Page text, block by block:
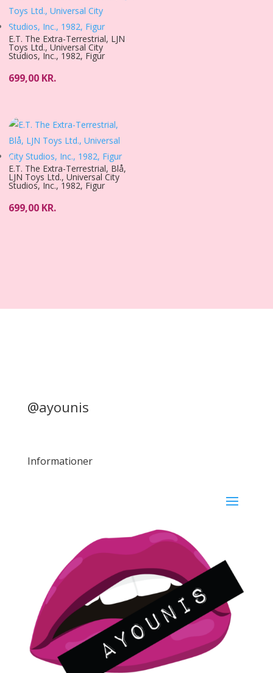
E.T. The Extra-Terrestrial, LJN
Toys Ltd., Universal City
Studios, Inc., 1982, Figur
699,00 KR.
E.T. The Extra-Terrestrial, Blå,
LJN Toys Ltd., Universal City
Studios, Inc., 1982, Figur
699,00 KR.
@ayounis
Informationer